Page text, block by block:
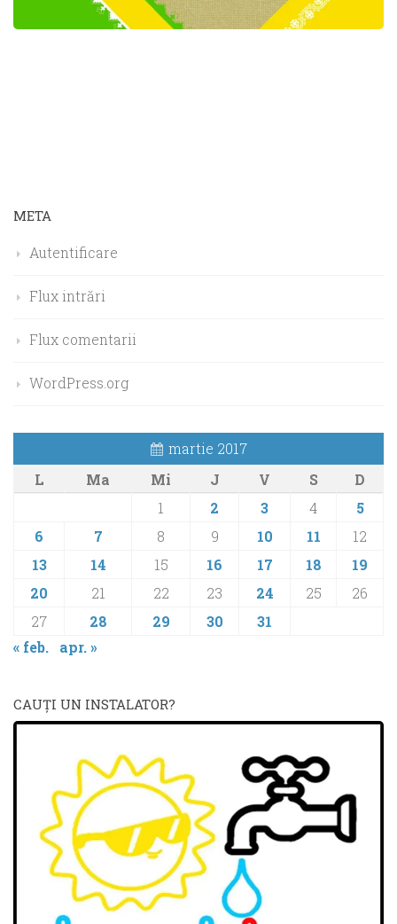
META
Autentificare
Flux intrări
Flux comentarii
WordPress.org
martie 2017
L
Ma Mi J V S
D
1
2 3 4
5
6
7 8 9 10 11
12
13
14 15 16 17 18
19
20
21 22 23 24 25
26
27
28 29 30
31
« feb.
apr. »
CAUŢI UN INSTALATOR?